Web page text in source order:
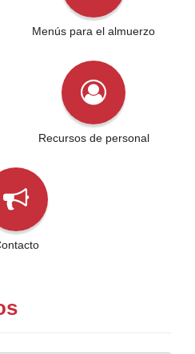
Menús para el almuerzo
Recursos de personal